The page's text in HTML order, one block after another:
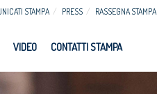
STAMPA PRESS RASSEGNA STAMPA
VIDEO CONTATTI STAMPA